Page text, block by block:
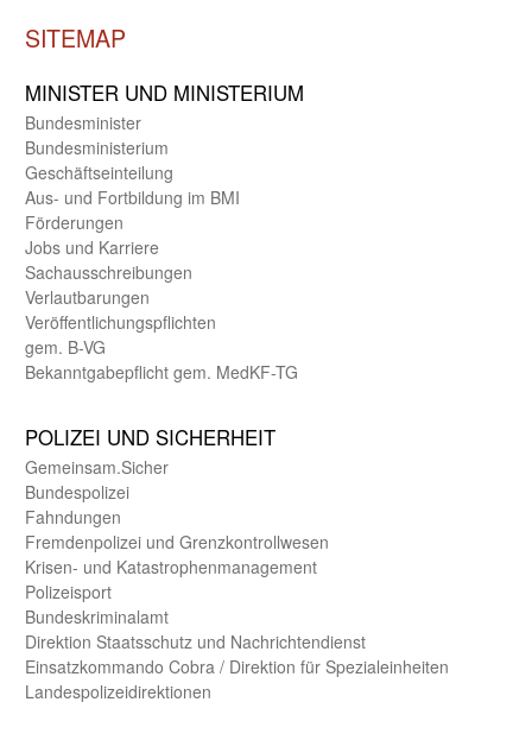
SITEMAP
MINISTER UND MINIST­ERIUM
Bundes­minister
Bundes­ministerium
Geschäfts­einteilung
Aus- und Fortbildung im BMI
Förderungen
Jobs und Karriere
Sachaus­schreibungen
Verlautbarungen
Veröffentlichungspflichten
gem. B-VG
Bekanntgabepflicht gem. MedKF-TG
POLIZEI UND SICHER­HEIT
Gemein­sam.Sicher
Bundes­polizei
Fahndungen
Fremdenpolizei und Grenzkontrollwesen
Krisen- und Katastrophen­management
Polizeisport
Bundes­kriminal­amt
Direktion Staats­schutz und Nach­richten­dienst
Einsatz­kommando Cobra / Direktion für Spezialeinheiten
Landes­polizei­direk­tionen